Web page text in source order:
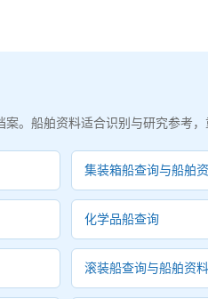
案。船舶资料适合识别与研究参考
集装箱船查询与船舶
化学品船查询
滚装船查询与船舶资料